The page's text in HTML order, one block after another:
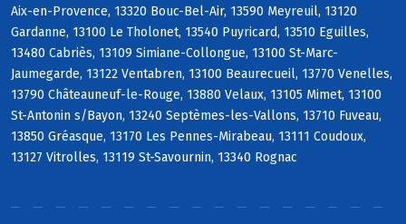
Aix-en-Provence, 13320 Bouc-Bel-Air, 13590 Meyreuil, 13120
Gardanne, 13100 Le Tholonet, 13540 Puyricard, 13510 Eguilles,
13480 Cabriès, 13109 Simiane-Collongue, 13100 St-Marc-
Jaumegarde, 13122 Ventabren, 13100 Beaurecueil, 13770 Venelles,
13790 Châteauneuf-le-Rouge, 13880 Velaux, 13105 Mimet, 13100
St-Antonin s/Bayon, 13240 Septèmes-les-Vallons, 13710 Fuveau,
13850 Gréasque, 13170 Les Pennes-Mirabeau, 13111 Coudoux,
13127 Vitrolles, 13119 St-Savournin, 13340 Rognac